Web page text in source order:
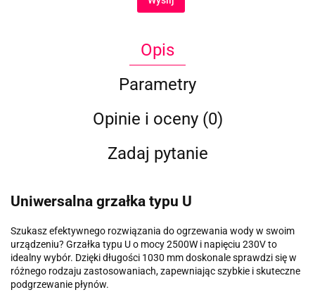
Opis
Parametry
Opinie i oceny (0)
Zadaj pytanie
Uniwersalna grzałka typu U
Szukasz efektywnego rozwiązania do ogrzewania wody w swoim
urządzeniu? Grzałka typu U o mocy 2500W i napięciu 230V to
idealny wybór. Dzięki długości 1030 mm doskonale sprawdzi się w
różnego rodzaju zastosowaniach, zapewniając szybkie i skuteczne
podgrzewanie płynów.